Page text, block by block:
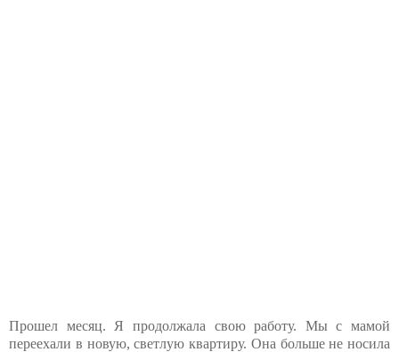
Прошел месяц. Я продолжала свою работу. Мы с мамой
переехали в новую, светлую квартиру. Она больше не носила